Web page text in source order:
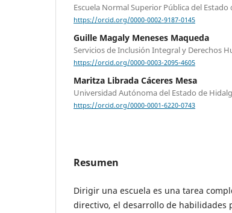
Escuela Normal Superior Pública del
https://orcid.org/0000-0002-9187-0145
Guille Magaly Meneses Maqueda
Servicios de Inclusión Integral y Derechos
https://orcid.org/0000-0003-2095-4605
Maritza Librada Cáceres Mesa
Universidad Autónoma del Estado de
https://orcid.org/0000-0001-6220-0743
Resumen
Dirigir una escuela es una tarea
directivo, el desarrollo de habilidades